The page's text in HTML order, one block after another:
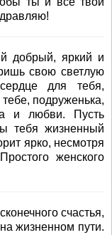
добрый, яркий и
свою светлую
для тебя,
подруженька,
и любви. Пусть
тебя жизненный
ярко, несмотря
женского
счастья,
жизненном пути.